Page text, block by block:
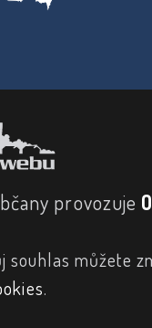
provozuje
souhlas můžete
.